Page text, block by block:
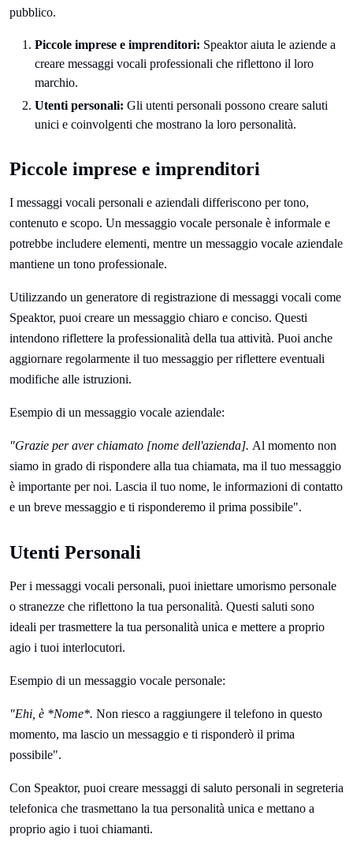
pubblico.
Piccole imprese e imprenditori: Speaktor aiuta le aziende a
creare messaggi vocali professionali che riflettono il loro
marchio.
Utenti personali: Gli utenti personali possono creare saluti
unici e coinvolgenti che mostrano la loro personalità.
Piccole imprese e imprenditori
I messaggi vocali personali e aziendali differiscono per tono,
contenuto e scopo. Un messaggio vocale personale è informale e
potrebbe includere elementi, mentre un messaggio vocale aziendale
mantiene un tono professionale.
Utilizzando un generatore di registrazione di messaggi vocali come
Speaktor, puoi creare un messaggio chiaro e conciso. Questi
intendono riflettere la professionalità della tua attività. Puoi anche
aggiornare regolarmente il tuo messaggio per riflettere eventuali
modifiche alle istruzioni.
Esempio di un messaggio vocale aziendale:
"Grazie per aver chiamato [nome dell'azienda]. Al momento non
siamo in grado di rispondere alla tua chiamata, ma il tuo messaggio
è importante per noi. Lascia il tuo nome, le informazioni di contatto
e un breve messaggio e ti risponderemo il prima possibile".
Utenti Personali
Per i messaggi vocali personali, puoi iniettare umorismo personale
o stranezze che riflettono la tua personalità. Questi saluti sono
ideali per trasmettere la tua personalità unica e mettere a proprio
agio i tuoi interlocutori.
Esempio di un messaggio vocale personale:
"Ehi, è *Nome*. Non riesco a raggiungere il telefono in questo
momento, ma lascio un messaggio e ti risponderò il prima
possibile".
Con Speaktor, puoi creare messaggi di saluto personali in segreteria
telefonica che trasmettano la tua personalità unica e mettano a
proprio agio i tuoi chiamanti.